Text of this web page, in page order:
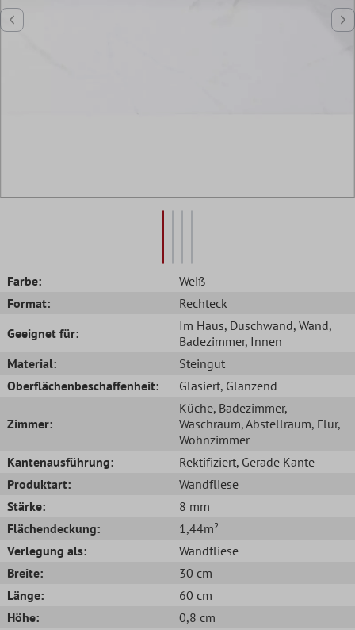
Farbe:
Weiß
Format:
Rechteck
Geeignet für:
Im Haus, Duschwand, Wand,
Badezimmer, Innen
Material:
Steingut
Oberflächenbeschaffenheit:
Glasiert, Glänzend
Zimmer:
Küche, Badezimmer,
Waschraum, Abstellraum, Flur,
Wohnzimmer
Kantenausführung:
Rektifiziert, Gerade Kante
Produktart:
Wandfliese
Stärke:
8 mm
Flächendeckung:
1,44m²
Verlegung als:
Wandfliese
Breite:
30 cm
Länge:
60 cm
Höhe:
0,8 cm